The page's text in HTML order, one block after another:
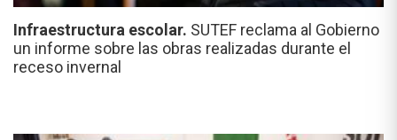
Infraestructura escolar. SUTEF reclama al Gobierno
un informe sobre las obras realizadas durante el
receso invernal